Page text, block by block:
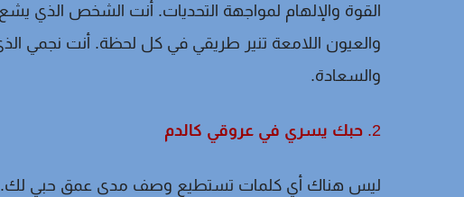
القوة والإلهام لمواجهة التحديات. أنت الشخص الذي يشع
والعيون اللامعة تنير طريقي في كل لحظة. أنت نجمي
والسعادة.
2. حبك يسري في عروقي كالدم
ليس هناك أي كلمات تستطيع وصف مدى عمق حبي لك.